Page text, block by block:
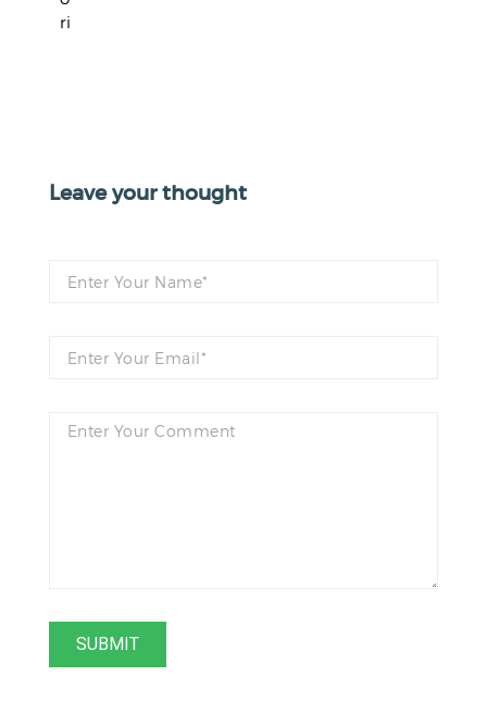
ri
Leave your thought